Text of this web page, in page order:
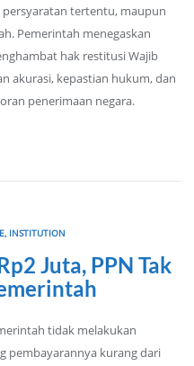
tertentu, maupun
Pemerintah menegaskan
hak restitusi Wajib
akurasi, kepastian hukum, dan
penerimaan negara.
INSTITUTION
Juta, PPN Tak
tidak melakukan
pembayarannya kurang dari